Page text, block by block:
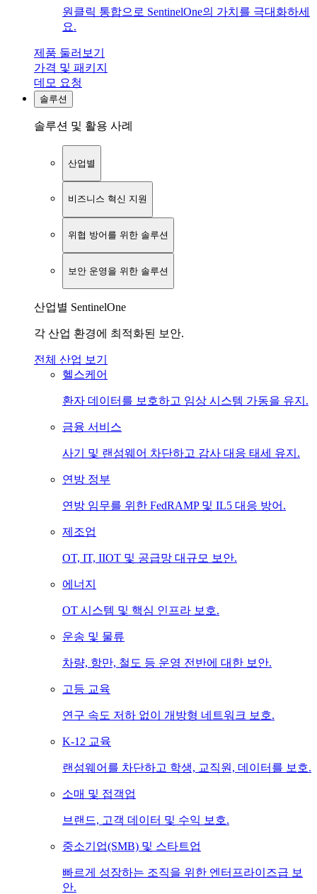
원클릭 통합으로 SentinelOne의 가치를 극대화하세
요.
제품 둘러보기
가격 및 패키지
데모 요청
솔루션
솔루션 및 활용 사례
산업별
비즈니스 혁신 지원
위협 방어를 위한 솔루션
보안 운영을 위한 솔루션
산업별 SentinelOne
각 산업 환경에 최적화된 보안.
전체 산업 보기
헬스케어
환자 데이터를 보호하고 임상 시스템 가동을 유지.
금융 서비스
사기 및 랜섬웨어 차단하고 감사 대응 태세 유지.
연방 정부
연방 임무를 위한 FedRAMP 및 IL5 대응 방어.
제조업
OT, IT, IIOT 및 공급망 대규모 보안.
에너지
OT 시스템 및 핵심 인프라 보호.
운송 및 물류
차량, 항만, 철도 등 운영 전반에 대한 보안.
고등 교육
연구 속도 저하 없이 개방형 네트워크 보호.
K-12 교육
랜섬웨어를 차단하고 학생, 교직원, 데이터를 보호.
소매 및 접객업
브랜드, 고객 데이터 및 수익 보호.
중소기업(SMB) 및 스타트업
빠르게 성장하는 조직을 위한 엔터프라이즈급 보
안.